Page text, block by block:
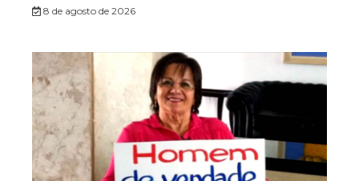
8 de agosto de 2026